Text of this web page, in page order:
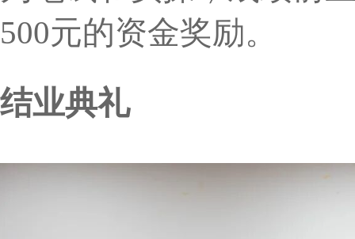
500元的资金奖励。
结业典礼